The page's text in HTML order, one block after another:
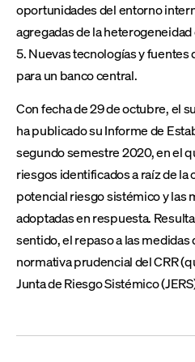
oportunidades del entorno
agregadas de la
5. Nuevas tecnologías y
para un banco central.
Con fecha de 29 de octubre, el
ha publicado su Informe de
segundo semestre 2020, en el
riesgos identificados a raíz de la
potencial riesgo sistémico y las
adoptadas en respuesta.
sentido, el repaso a las medidas
normativa prudencial del CRR
Junta de Riesgo Sistémico